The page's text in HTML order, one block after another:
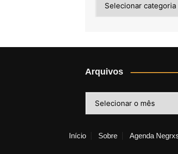
Arquivos
Início Sobre Agenda